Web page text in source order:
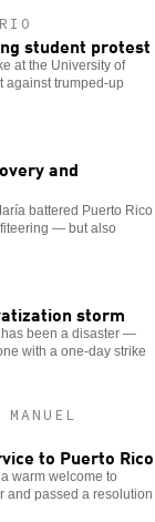
student protest
at the University of
against trumped-up
and
battered Puerto Rico
— but also
storm
has been a disaster —
with a one-day strike
to Puerto Rico
warm welcome to
and passed a resolution